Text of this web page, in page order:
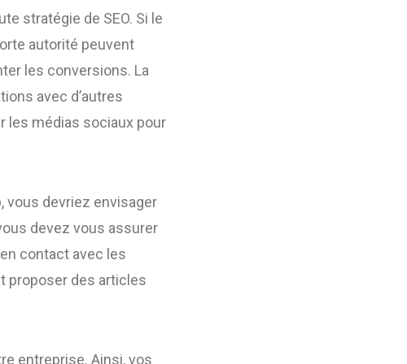
stratégie de SEO. Si le
autorité peuvent
les conversions. La
avec d’autres
les médias sociaux pour
vous devriez envisager
devez vous assurer
contact avec les
proposer des articles
entreprise. Ainsi, vos